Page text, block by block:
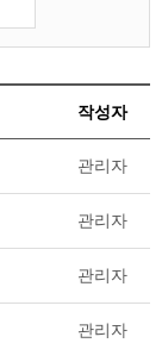
작성자
관리자
관리자
관리자
관리자